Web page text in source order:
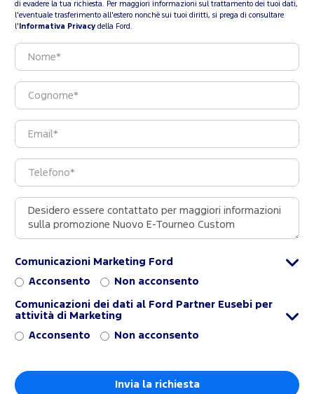
di evadere la tua richiesta. Per maggiori informazioni sul trattamento dei tuoi dati,
l'eventuale trasferimento all'estero nonchè sui tuoi diritti, si prega di consultare
l' Informativa Privacy della Ford.
Comunicazioni Marketing Ford
Acconsento Non acconsento
Comunicazioni dei dati al Ford Partner Eusebi per
attività di Marketing
Acconsento Non acconsento